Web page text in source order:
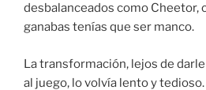
desbalanceados como Cheetor,
ganabas tenías que ser manco.
La transformación, lejos de
al juego, lo volvía lento y tedioso.